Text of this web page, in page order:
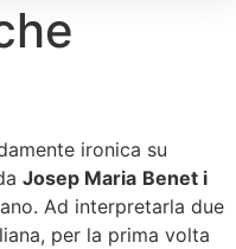
ironica su
Josep Maria Benet i
Ad interpretarla due
per la prima volta